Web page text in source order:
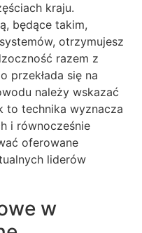
kraju.
będące takim,
otrzymujesz
razem z
przekłada się na
należy wskazać
to technika wyznacza
i równocześnie
oferowane
liderów
w